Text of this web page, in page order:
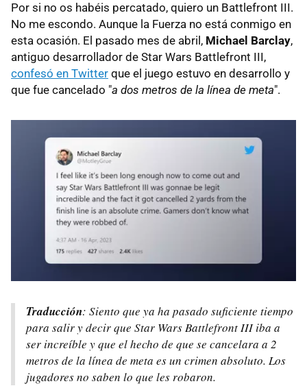
Por si no os habéis percatado, quiero un Battlefront III.
No me escondo. Aunque la Fuerza no está conmigo en
esta ocasión. El pasado mes de abril, Michael Barclay,
antiguo desarrollador de Star Wars Battlefront III,
confesó en Twitter que el juego estuvo en desarrollo y
que fue cancelado "a dos metros de la línea de meta".
Traducción: Siento que ya ha pasado suficiente tiempo
para salir y decir que Star Wars Battlefront III iba a
ser increíble y que el hecho de que se cancelara a 2
metros de la línea de meta es un crimen absoluto. Los
jugadores no saben lo que les robaron.